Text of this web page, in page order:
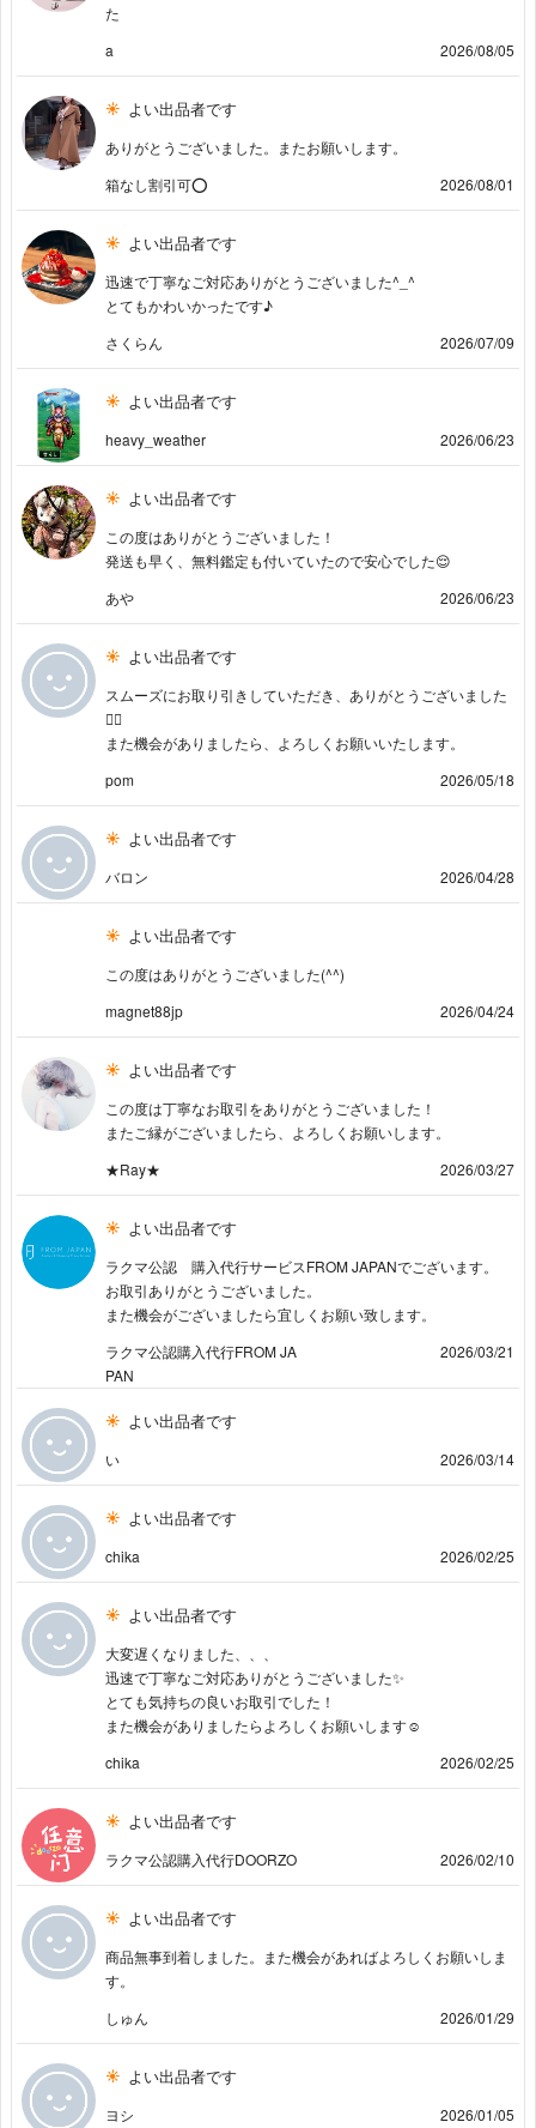
た
a
2026/08/05
よい出品者です
ありがとうございました。またお願いします。
箱なし割引可⭕️
2026/08/01
よい出品者です
迅速で丁寧なご対応ありがとうございました^_^
とてもかわいかったです♪
さくらん
2026/07/09
よい出品者です
heavy_weather 2026/06/23
よい出品者です
この度はありがとうございました！
発送も早く、無料鑑定も付いていたので安心でした😌
あや
2026/06/23
よい出品者です
スムーズにお取り引きしていただき、ありがとうございました
🙇‍♀
また機会がありましたら、よろしくお願いいたします。
pom
2026/05/18
よい出品者です
バロン 2026/04/28
よい出品者です
この度はありがとうございました(^^)
magnet88jp
2026/04/24
よい出品者です
この度は丁寧なお取引をありがとうございました！
またご縁がございましたら、よろしくお願いします。
★Ray★
2026/03/27
よい出品者です
ラクマ公認 購入代行サービスFROM JAPANでございます。
お取引ありがとうございました。
また機会がございましたら宜しくお願い致します。
ラクマ公認購入代行FROM JA
PAN
2026/03/21
よい出品者です
い 2026/03/14
よい出品者です
chika 2026/02/25
よい出品者です
大変遅くなりました、、、
迅速で丁寧なご対応ありがとうございました✨
とても気持ちの良いお取引でした！
また機会がありましたらよろしくお願いします☺️
chika
2026/02/25
よい出品者です
ラクマ公認購入代行DOORZO 2026/02/10
よい出品者です
商品無事到着しました。また機会があればよろしくお願いしま
す。
しゅん
2026/01/29
よい出品者です
ヨシ 2026/01/05